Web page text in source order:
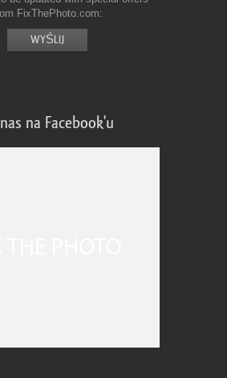
FixThePhoto.com
na Facebook'u